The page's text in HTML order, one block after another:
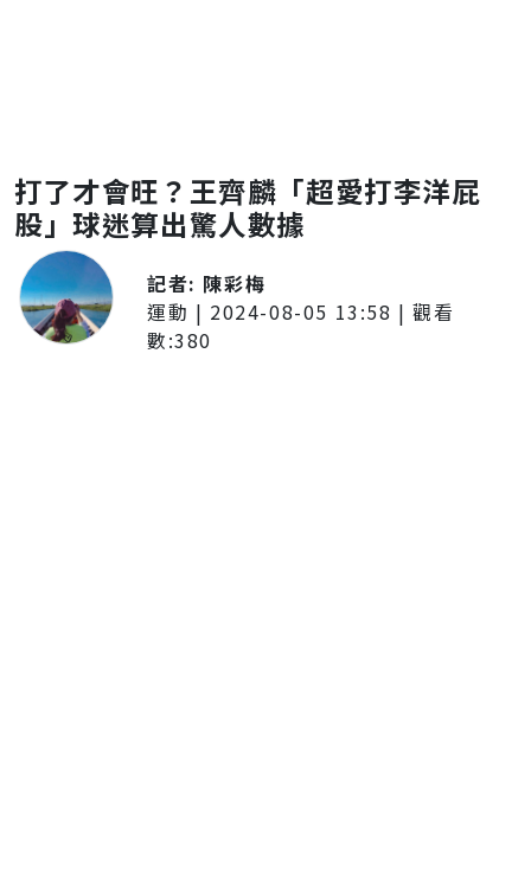
打了才會旺？王齊麟「超愛打李洋屁
股」球迷算出驚人數據
記者: 陳彩梅
運動 | 2024-08-05 13:58 | 觀看
數:380